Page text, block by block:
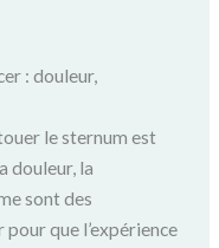
: douleur,
le sternum est
douleur, la
sont des
que l’expérience